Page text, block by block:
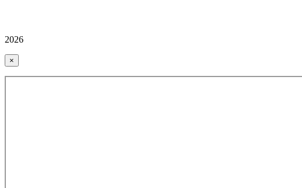
2026
×